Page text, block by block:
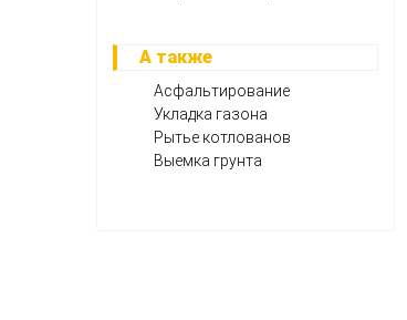
А также
Асфальтирование
Укладка газона
Рытье котлованов
Выемка грунта